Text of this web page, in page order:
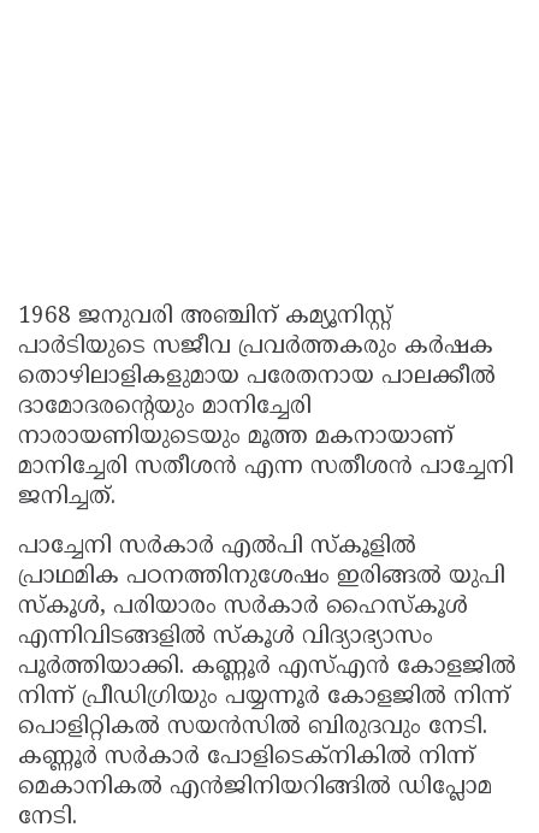
1968 ജനുവരി അഞ്ചിന് കമ്യൂനിസ്റ്റ്
പാര്‍ടിയുടെ സജീവ പ്രവര്‍ത്തകരും കര്‍ഷക
തൊഴിലാളികളുമായ പരേതനായ പാലക്കീല്‍
ദാമോദരന്റെയും മാനിച്ചേരി
നാരായണിയുടെയും മൂത്ത മകനായാണ്
മാനിച്ചേരി സതീശന്‍ എന്ന സതീശന്‍ പാച്ചേനി
ജനിച്ചത്.
പാച്ചേനി സര്‍കാര്‍ എല്‍പി സ്‌കൂളില്‍
പ്രാഥമിക പഠനത്തിനുശേഷം ഇരിങ്ങല്‍ യുപി
സ്‌കൂള്‍, പരിയാരം സര്‍കാര്‍ ഹൈസ്‌കൂള്‍
എന്നിവിടങ്ങളില്‍ സ്‌കൂള്‍ വിദ്യാഭ്യാസം
പൂര്‍ത്തിയാക്കി. കണ്ണൂര്‍ എസ്എന്‍ കോളജില്‍
നിന്ന് പ്രീഡിഗ്രിയും പയ്യന്നൂര്‍ കോളജില്‍ നിന്ന്
പൊളിറ്റികല്‍ സയന്‍സില്‍ ബിരുദവും നേടി.
കണ്ണൂര്‍ സര്‍കാര്‍ പോളിടെക്‌നികില്‍ നിന്ന്
മെകാനികല്‍ എന്‍ജിനിയറിങ്ങില്‍ ഡിപ്ലോമ
നേടി.